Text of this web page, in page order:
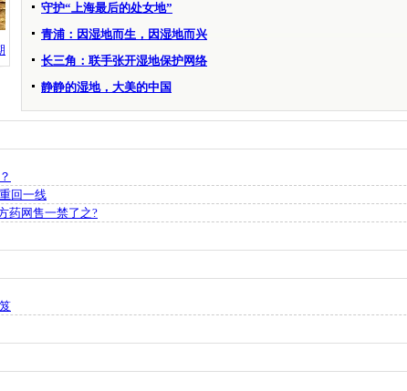
守护“上海最后的处女地”
青浦：因湿地而生，因湿地而兴
长三角：联手张开湿地保护网络
静静的湿地，大美的中国
回一线
药网售一禁了之?